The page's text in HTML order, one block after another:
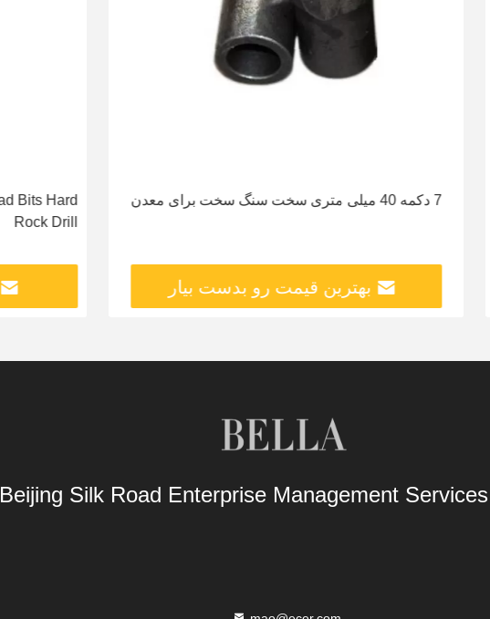
7 دکمه 40 میلی متری سخت سنگ سخت برای معدن
بهترین قیمت رو بدست بیار
Rock Drill
Beijing Silk Road Enterprise Management